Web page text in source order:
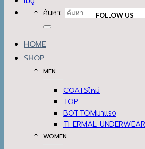
ค้นหา:
HOME
SHOP
MEN
COATS
TOP
BOTTOM
THERMAL UNDERWEAR
WOMEN
FOLLOW US